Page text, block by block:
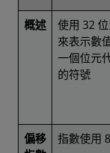
概述
使用 32
來表示數
一個位元
的符號
偏移
指數使用